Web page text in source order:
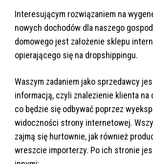
Interesującym rozwiązaniem na
nowych dochodów dla naszego
domowego jest założenie sklepu
opierającego się na dropshippingu.
Waszym zadaniem jako sprzedawcy
informacją, czyli znalezienie klienta na
co będzie się odbywać poprzez
widoczności strony internetowej.
zajmą się hurtownie, jak również
wreszcie importerzy. Po ich stronie